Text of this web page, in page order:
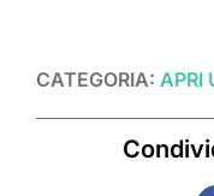
CATEGORIA: APRI